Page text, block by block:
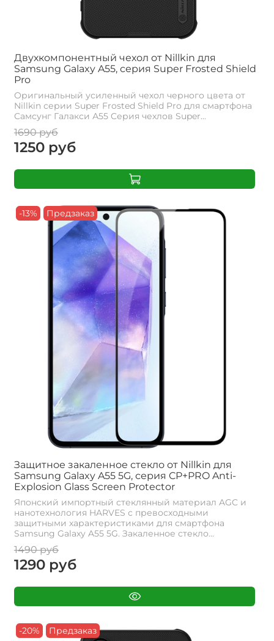
Двухкомпонентный чехол от Nillkin для
Samsung Galaxy A55, серия Super Frosted Shield
Pro
Оригинальный усиленный чехол черного цвета от
Nillkin серии Super Frosted Shield Pro для смартфона
Самсунг Галакси А55 Cерия чехлов Super...
1690 руб
1250 руб
-13% Предзаказ
Защитное закаленное стекло от Nillkin для
Samsung Galaxy A55 5G, серия CP+PRO Anti-
Explosion Glass Screen Protector
Японский импортный стеклянный материал AGC и
нанотехнология HARVES с превосходными
защитными характеристиками для смартфона
Samsung Galaxy A55 5G. Закаленное стекло...
1490 руб
1290 руб
-20% Предзаказ